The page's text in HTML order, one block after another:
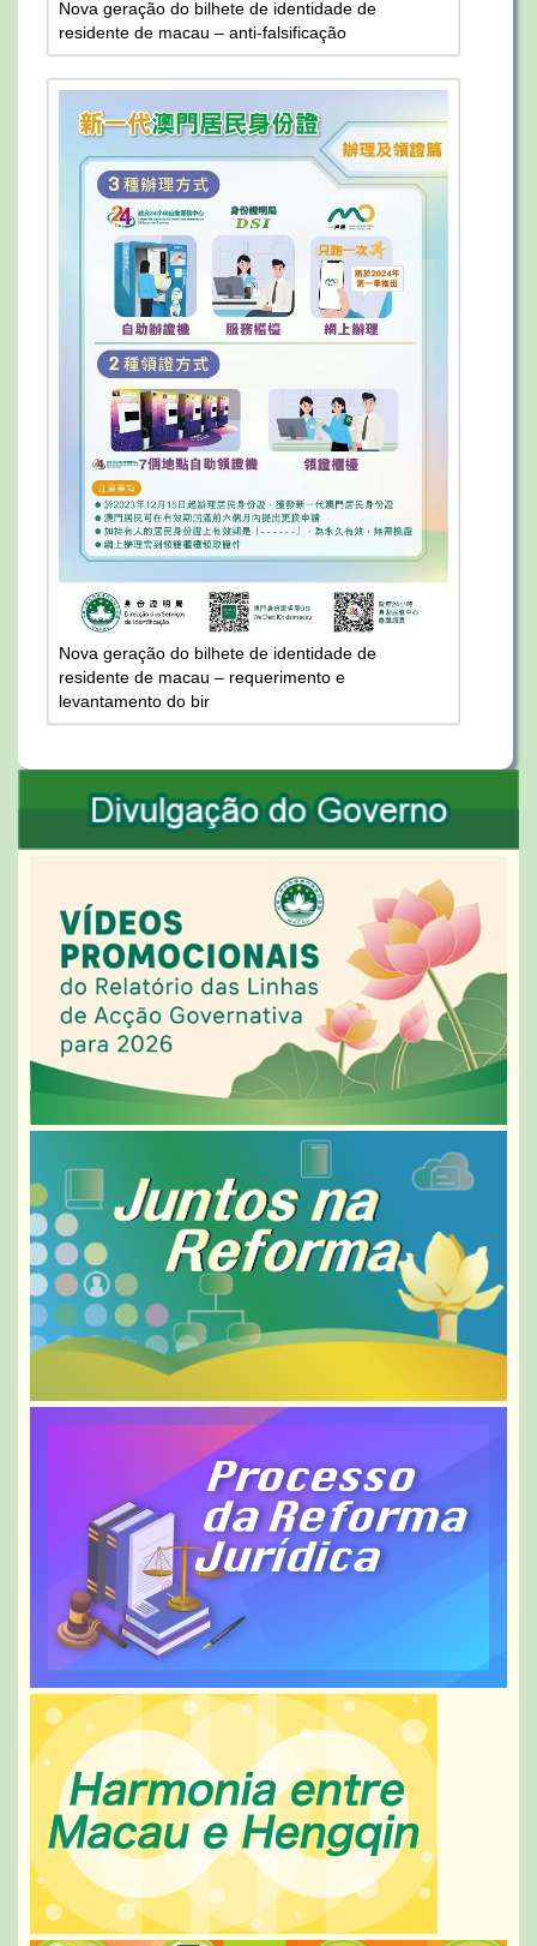
Nova geração do bilhete de identidade de
residente de macau – anti-falsificação
Nova geração do bilhete de identidade de
residente de macau – requerimento e
levantamento do bir